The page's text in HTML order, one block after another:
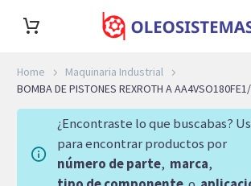
Home
Maquinaria Industrial
BOMBA DE PISTONES REXROTH A
¿Encontraste lo que buscabas?
para encontrar productos por
número de parte, marca,